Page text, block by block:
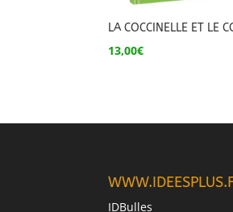
LA COCCINELLE ET LE
13,00€
IDBulles